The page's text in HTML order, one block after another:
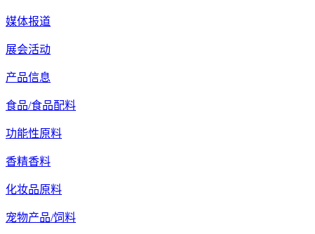
媒体报道
展会活动
产品信息
食品/食品配料
功能性原料
香精香料
化妆品原料
宠物产品/饲料